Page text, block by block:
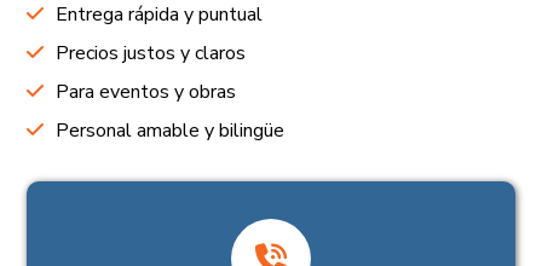
Entrega rápida y puntual
Precios justos y claros
Para eventos y obras
Personal amable y bilingüe